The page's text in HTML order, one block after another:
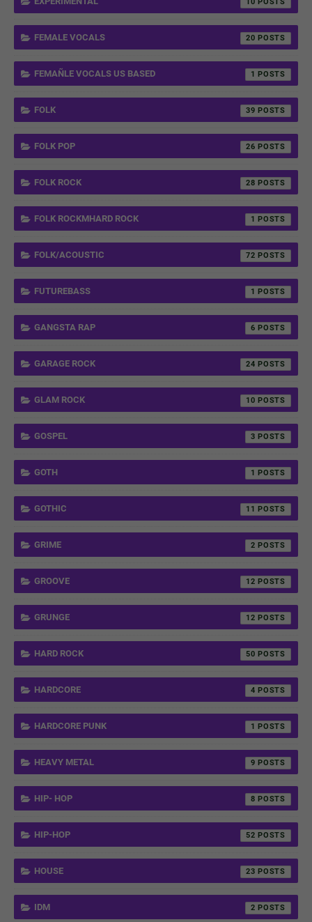
FEMALE VOCALS 20
FEMAÑLE VOCALS US BASED 1
FOLK 39
FOLK POP 26
FOLK ROCK 28
FOLK ROCKMHARD ROCK 1
FOLK/ACOUSTIC 72
FUTUREBASS 1
GANGSTA RAP 6
GARAGE ROCK 24
GLAM ROCK 10
GOSPEL 3
GOTH 1
GOTHIC 11
GRIME 2
GROOVE 12
GRUNGE 12
HARD ROCK 50
HARDCORE 4
HARDCORE PUNK 1
HEAVY METAL 9
HIP- HOP 8
HIP-HOP 52
HOUSE 23
IDM 2